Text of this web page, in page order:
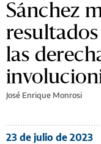
Sánchez
las
José Enrique Monrosi
23 de julio de 2023